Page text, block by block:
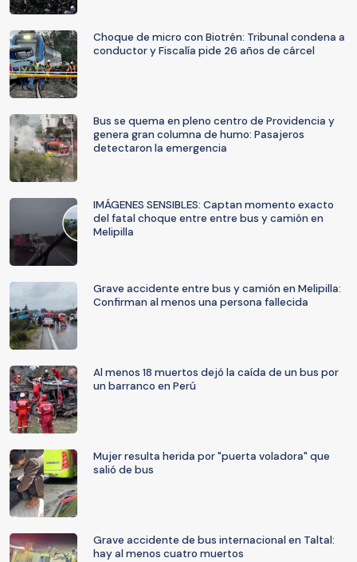
Choque de micro con Biotrén: Tribunal condena a
conductor y Fiscalía pide 26 años de cárcel
Bus se quema en pleno centro de Providencia y
genera gran columna de humo: Pasajeros
detectaron la emergencia
IMÁGENES SENSIBLES: Captan momento exacto
del fatal choque entre entre bus y camión en
Melipilla
Grave accidente entre bus y camión en Melipilla:
Confirman al menos una persona fallecida
Al menos 18 muertos dejó la caída de un bus por
un barranco en Perú
Mujer resulta herida por "puerta voladora" que
salió de bus
Grave accidente de bus internacional en Taltal:
hay al menos cuatro muertos